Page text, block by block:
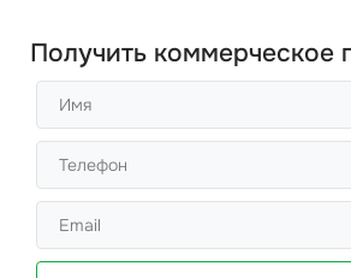
Получить коммерческое